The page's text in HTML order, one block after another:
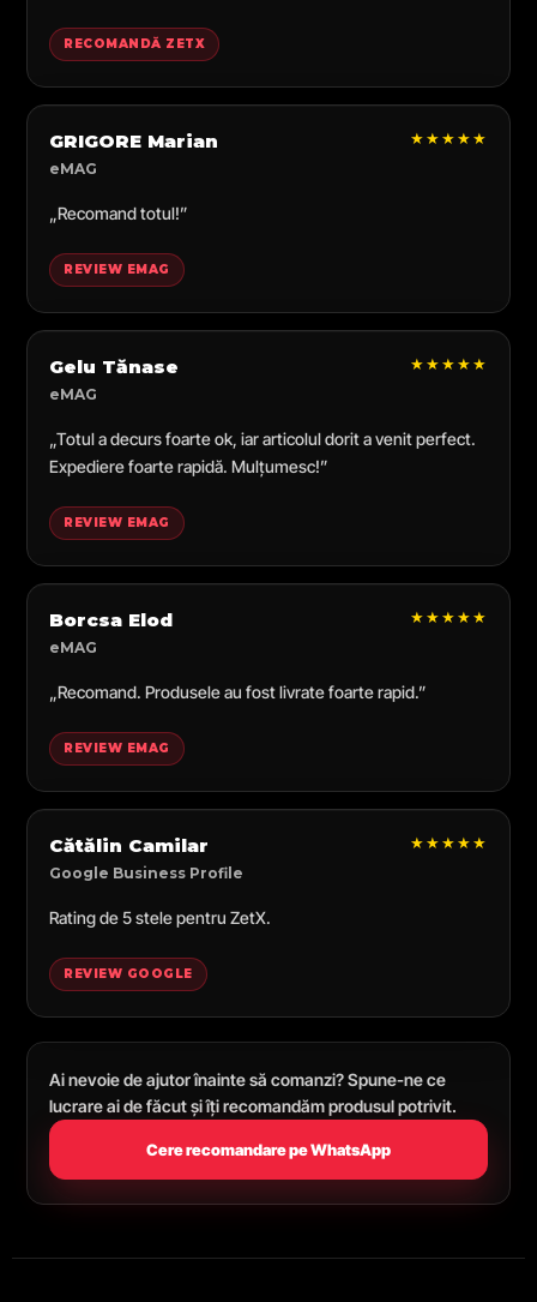
RECOMANDĂ ZETX
GRIGORE Marian
eMAG
★★★★★
„Recomand totul!”
REVIEW EMAG
Gelu Tănase
eMAG
★★★★★
„Totul a decurs foarte ok, iar articolul dorit a venit perfect.
Expediere foarte rapidă. Mulțumesc!”
REVIEW EMAG
Borcsa Elod
eMAG
★★★★★
„Recomand. Produsele au fost livrate foarte rapid.”
REVIEW EMAG
Cătălin Camilar
Google Business Profile
★★★★★
Rating de 5 stele pentru ZetX.
REVIEW GOOGLE
Ai nevoie de ajutor înainte să comanzi? Spune-ne ce
lucrare ai de făcut și îți recomandăm produsul potrivit.
Cere recomandare pe WhatsApp